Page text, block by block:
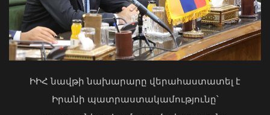
Փոփոխություններ են կատարվել
երթուղիներում
06 Օգոստոս, 2026 21:47
ջրափրկարարներն ու Ճամբարակի
շտապօգնության բժիշկները Սևանա
լճի լողափերից մեկում փրկել են 27-
ամյա տղայի կյանքը
ԻԻՀ նավթի նախարարը վերահաստատել է
Իրանի պատրաստակամությունը՝